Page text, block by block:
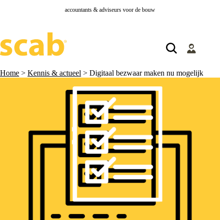
accountants & adviseurs voor de bouw
Home > Kennis & actueel > Digitaal bezwaar maken nu mogelijk